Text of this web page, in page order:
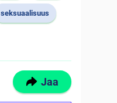
seksuaalisuus
Jaa